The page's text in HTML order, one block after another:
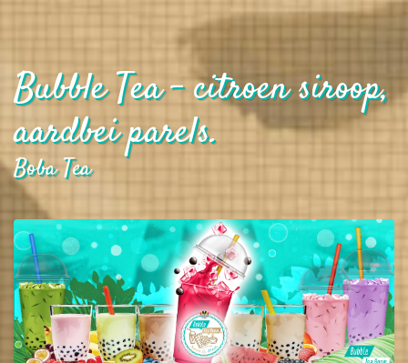
Bubble Tea - citroen siroop,
aardbei parels.
Boba Tea